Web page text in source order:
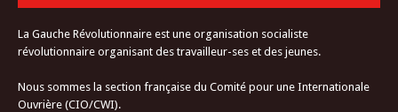
La Gauche Révolutionnaire est une organisation socialiste
révolutionnaire organisant des travailleur-ses et des jeunes.
Nous sommes la section française du Comité pour une Internationale
Ouvrière (CIO/CWI).